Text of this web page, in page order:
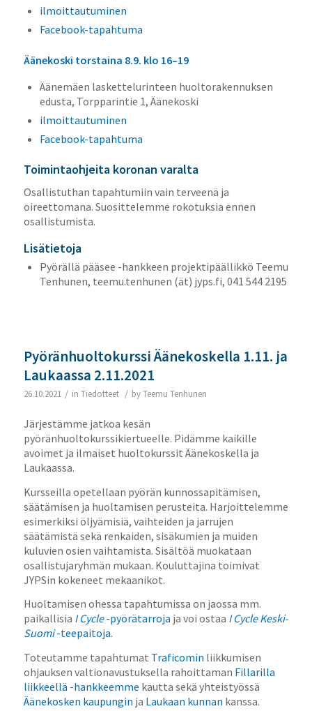
ilmoittautuminen
Facebook-tapahtuma
Äänekoski torstaina 8.9. klo 16–19
Äänemäen laskettelurinteen huoltorakennuksen
edusta, Torpparintie 1, Äänekoski
ilmoittautuminen
Facebook-tapahtuma
Toimintaohjeita koronan varalta
Osallistuthan tapahtumiin vain terveenä ja
oireettomana. Suosittelemme rokotuksia ennen
osallistumista.
Lisätietoja
Pyörällä pääsee -hankkeen projektipäällikkö Teemu
Tenhunen, teemu.tenhunen (ät) jyps.fi, 041 544 2195
Pyöränhuoltokurssi Äänekoskella 1.11. ja
Laukaassa 2.11.2021
26.10.2021 / in Tiedotteet / byTeemu Tenhunen
Järjestämme jatkoa kesän
pyöränhuoltokurssikiertueelle. Pidämme kaikille
avoimet ja ilmaiset huoltokurssit Äänekoskella ja
Laukaassa.
Kursseilla opetellaan pyörän kunnossapitämisen,
säätämisen ja huoltamisen perusteita. Harjoittelemme
esimerkiksi öljyämisiä, vaihteiden ja jarrujen
säätämistä sekä renkaiden, sisäkumien ja muiden
kuluvien osien vaihtamista. Sisältöä muokataan
osallistujaryhmän mukaan. Kouluttajina toimivat
JYPSin kokeneet mekaanikot.
Huoltamisen ohessa tapahtumissa on jaossa mm.
paikallisia I Cycle-pyörätarroja ja voi ostaa I Cycle Keski-
Suomi-teepaitoja.
Toteutamme tapahtumat Traficomin liikkumisen
ohjauksen valtionavustuksella rahoittaman Fillarilla
liikkeellä -hankkeemme kautta sekä yhteistyössä
Äänekosken kaupungin ja Laukaan kunnan kanssa.